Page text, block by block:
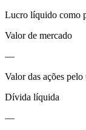
Lucro líquido como
Valor de mercado
—
Valor das ações
Dívida líquida
—